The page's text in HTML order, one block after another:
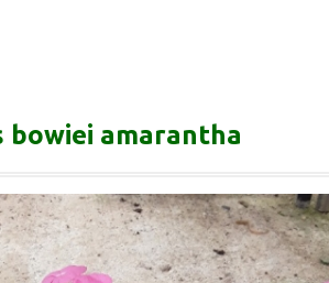
bowiei amarantha